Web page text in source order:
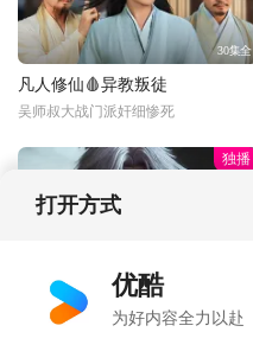
30集全
凡人修仙🩸异教叛徒
吴师叔大战门派奸细惨死
独播
光阴之外🔥杀神筑基
许青法窍全开双灵海筑基！
打开方式
优酷
为好内容全力以赴